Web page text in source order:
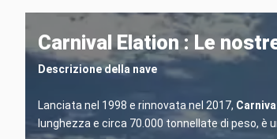
Carnival Elation : Le
Descrizione della nave
Lanciata nel 1998 e rinnovata nel 2017,
lunghezza e circa 70.000 tonnellate di peso, è